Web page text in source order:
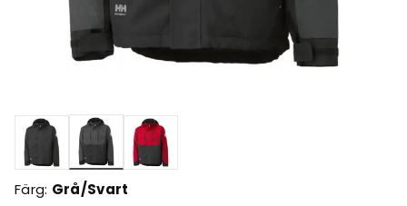
Valda
Färg: Grå/Svart